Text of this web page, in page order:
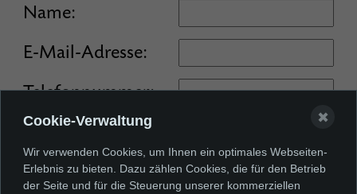
Name:
E-Mail-Adresse:
Telefonnummer:
Anzahl an Personen (max. 3):
Cookie-Verwaltung
Wir verwenden Cookies, um Ihnen ein optimales Webseiten-
Erlebnis zu bieten. Dazu zählen Cookies, die für den Betrieb
der Seite und für die Steuerung unserer kommerziellen
✖